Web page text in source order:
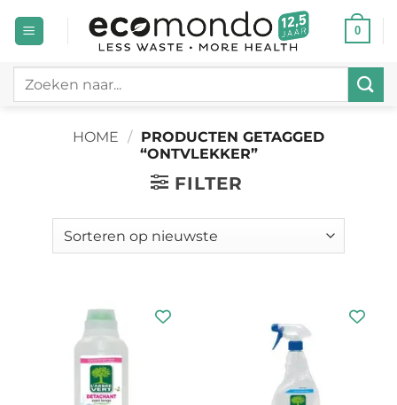
naar
0
Zoeken
HOME / PRODUCTEN GETAGGED
“ONTVLEKKER”
FILTER